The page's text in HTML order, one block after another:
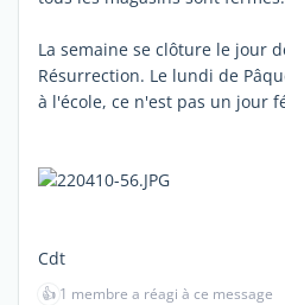
La semaine se clôture le jour
Résurrection. Le lundi de
à l'école, ce n'est pas un jour
Cdt
👍 1 membre a réagi à ce message